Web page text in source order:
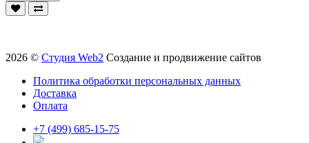
2026 © Студия Web2 Создание и продвижение сайтов
Политика обработки персональных данных
Доставка
Оплата
+7 (499) 685-15-75